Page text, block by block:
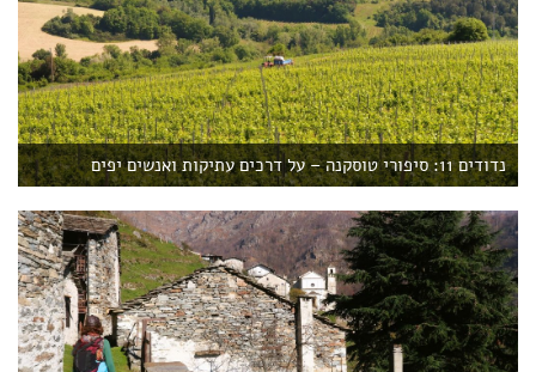
נדודים 11: סיפורי טוסקנה – על דרכים עתיקות ואנשים יפים